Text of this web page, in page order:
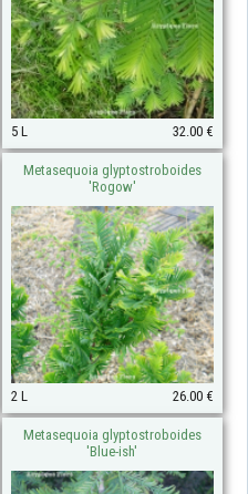
5 L 32.00 €
Metasequoia glyptostroboides
'Rogow'
2 L 26.00 €
Metasequoia glyptostroboides
'Blue-ish'